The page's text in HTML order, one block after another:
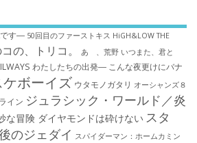
です― 50回目のファーストキス HiGH&LOW THE
の、トリコ。 あゝ、荒野 いつまた、君と
わたしたちの出発― こんな夜更けにバナ
ケボーイズ ウタモノガタリ オーシャンズ８
イン ジュラシック・ワールド／炎
な冒険 ダイヤモンドは砕けない スタ
のジェダイ スパイダーマン：ホームカミン